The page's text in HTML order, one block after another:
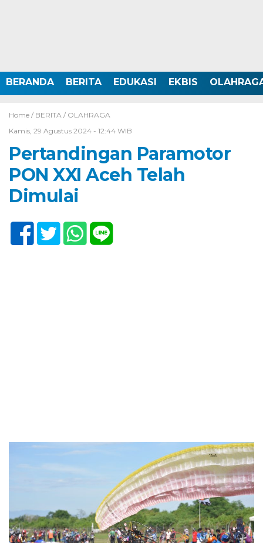
BERANDA BERITA EDUKASI EKBIS
Home / BERITA / OLAHRAGA
Kamis, 29 Agustus 2024 - 12:44 WIB
Pertandingan Paramotor
PON XXI Aceh Telah
Dimulai